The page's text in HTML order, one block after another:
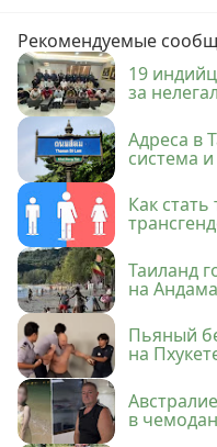
Рекомендуемые
19
за
Адреса в
система
Как
Таиланд
на
Пьяный
на
в